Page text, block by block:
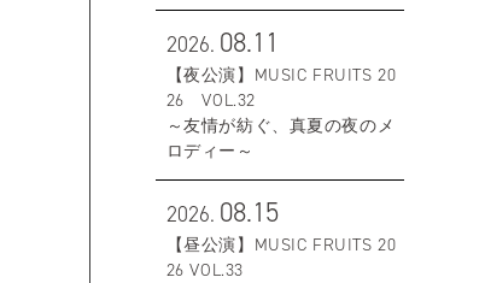
2026. 08.11
【夜公演】MUSIC FRUITS 20
26 VOL.32
～友情が紡ぐ、真夏の夜のメ
ロディー～
2026. 08.15
【昼公演】MUSIC FRUITS 20
26 VOL.33